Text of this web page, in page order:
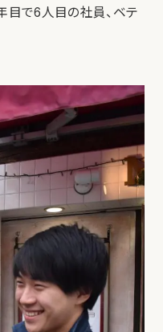
目で6人目の社員、ベテ